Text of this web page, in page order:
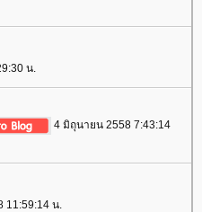
น.
4 มิถุนายน 2558 7:43:14
11:59:14 น.